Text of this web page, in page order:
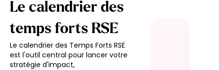
Le calendrier des
temps forts RSE
Le calendrier des Temps Forts RSE
est l'outil central pour lancer votre
stratégie d'impact,